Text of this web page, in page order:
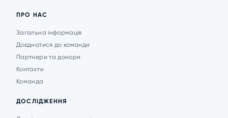
ПРО НАС
Загальна інформація
Доєднатися до команди
Партнери та донори
Контакти
Команда
ДОСЛІДЖЕННЯ